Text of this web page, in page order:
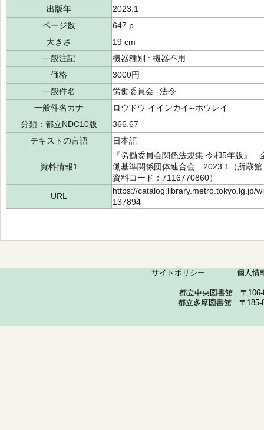
出版年
2023.1
ページ数
647 p
大きさ
19 cm
一般注記
機器種別 : 機器不用
価格
3000円
一般件名
労働委員会--法令
一般件名カナ
ロウドウ イインカイ--ホウレイ
分類：都立NDC10版
366.67
テキストの言語
日本語
資料情報1
『労働委員会関係法規集 令和5年版
働基準関係団体連合会 2023.1（所
資料コード：7116770860）
URL
https://catalog.library.metro.tokyo.lg.jp/
137894
サイトポリシー 個人情
都立中央図書館 〒
都立多摩図書館 〒185-